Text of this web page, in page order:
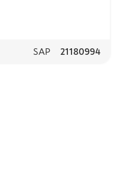
SAP 21180994